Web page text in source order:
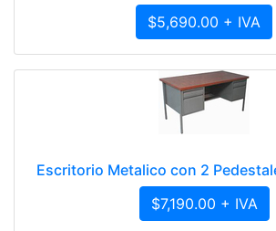
$5,690.00 + IVA
Escritorio Metalico con 2
$7,190.00 + IVA